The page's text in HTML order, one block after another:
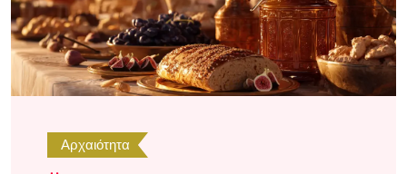
Αρχαιότητα